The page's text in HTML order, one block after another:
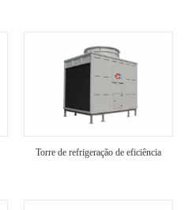
Torre de refrigeração de eficiência